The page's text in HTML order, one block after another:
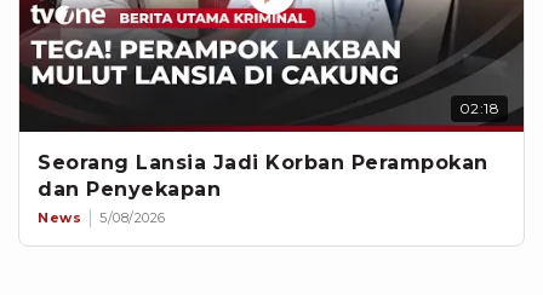
02:18
Seorang Lansia Jadi Korban Perampokan
dan Penyekapan
News 5/08/2026